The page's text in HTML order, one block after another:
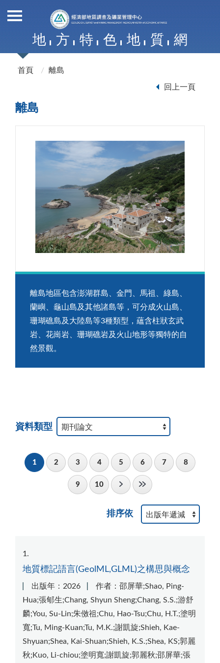
地 方 特 色 地 質 網
首頁 離島
回上一頁
離島
離島地區包含澎湖群島、金門、馬祖、綠島、
蘭嶼、龜山島及其他諸島等，可分成火山島、
珊瑚礁島及大陸島等3種類型，蘊含柱狀玄武
岩、花崗岩、珊瑚礁岩及火山地形等獨特的自
然景觀。
資料類型
1 2 3 4 5 6 7 8
9 10
排序依
1
地質標記語言(GeolML,GLML)之構思與概念
出版年：2026
作者：邵屏華;Shao, Ping-
Hua;張郇生;Chang, Shyun Sheng;Chang, S.S.;游舒
麟;You, Su-Lin;朱傚祖;Chu, Hao-Tsu;Chu, H.T.;塗明
寬;Tu, Ming-Kuan;Tu, M.K.;謝凱旋;Shieh, Kae-
Shyuan;Shea, Kai-Shuan;Shieh, K.S.;Shea, KS;郭麗
秋;Kuo, Li-chiou;塗明寬;謝凱旋;郭麗秋;邵屏華;張